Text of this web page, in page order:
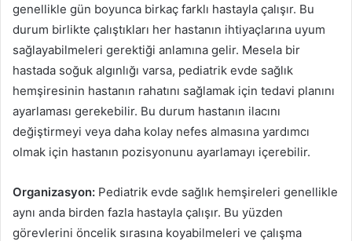
genellikle gün boyunca birkaç farklı hastayla çalışır. Bu
durum birlikte çalıştıkları her hastanın ihtiyaçlarına uyum
sağlayabilmeleri gerektiği anlamına gelir. Mesela bir
hastada soğuk algınlığı varsa, pediatrik evde sağlık
hemşiresinin hastanın rahatını sağlamak için tedavi planını
ayarlaması gerekebilir. Bu durum hastanın ilacını
değiştirmeyi veya daha kolay nefes almasına yardımcı
olmak için hastanın pozisyonunu ayarlamayı içerebilir.
Organizasyon: Pediatrik evde sağlık hemşireleri genellikle
aynı anda birden fazla hastayla çalışır. Bu yüzden
görevlerini öncelik sırasına koyabilmeleri ve çalışma